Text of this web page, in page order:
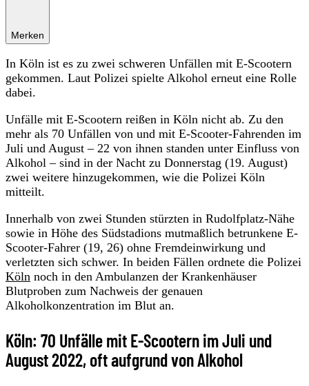
Merken
In Köln ist es zu zwei schweren Unfällen mit E-Scootern
gekommen. Laut Polizei spielte Alkohol erneut eine Rolle
dabei.
Unfälle mit E-Scootern reißen in Köln nicht ab. Zu den
mehr als 70 Unfällen von und mit E-Scooter-Fahrenden im
Juli und August – 22 von ihnen standen unter Einfluss von
Alkohol – sind in der Nacht zu Donnerstag (19. August)
zwei weitere hinzugekommen, wie die Polizei Köln
mitteilt.
Innerhalb von zwei Stunden stürzten in Rudolfplatz-Nähe
sowie in Höhe des Südstadions mutmaßlich betrunkene E-
Scooter-Fahrer (19, 26) ohne Fremdeinwirkung und
verletzten sich schwer. In beiden Fällen ordnete die Polizei
Köln noch in den Ambulanzen der Krankenhäuser
Blutproben zum Nachweis der genauen
Alkoholkonzentration im Blut an.
Köln: 70 Unfälle mit E-Scootern im Juli und
August 2022, oft aufgrund von Alkohol